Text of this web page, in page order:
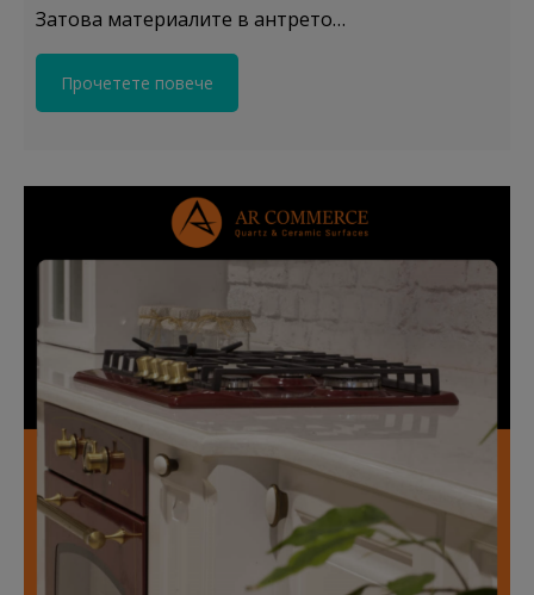
Затова материалите в антрето…
Прочетете повече